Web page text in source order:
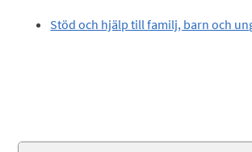
Stöd och hjälp till familj, barn och